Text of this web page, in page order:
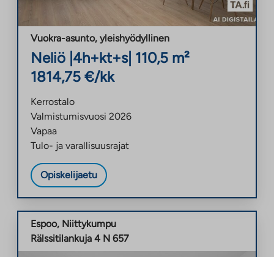
Vuokra-asunto, yleishyödyllinen
Neliö 4h+kt+s| 110,5 m²
1814,75 €/kk
Kerrostalo
Valmistumisvuosi 2026
Vapaa
Tulo- ja varallisuusrajat
Opiskelijaetu
Espoo, Niittykumpu
Rälssitilankuja 4 N 657